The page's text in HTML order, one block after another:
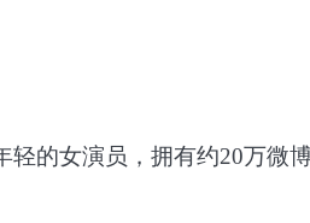
的女演员，拥有约20万微